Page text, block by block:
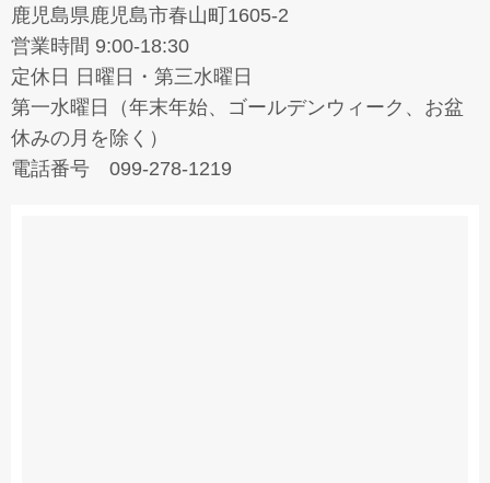
鹿児島県鹿児島市春山町1605-2
営業時間 9:00-18:30
定休日 日曜日・第三水曜日
第一水曜日（年末年始、ゴールデンウィーク、お盆
休みの月を除く）
電話番号 099-278-1219